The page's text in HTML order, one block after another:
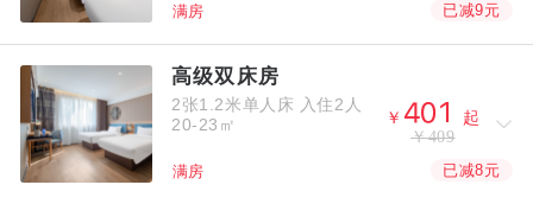
满房 已减9元
高级双床房
2张1.2米单人床 入住2人
20-23㎡
￥  
起
￥409
满房 已减8元